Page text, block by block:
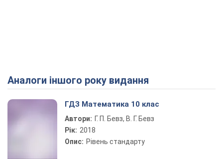
Аналоги іншого року видання
ГДЗ Математика 10 клас
Автори: Г. П. Бевз, В. Г. Бевз
Рік: 2018
Опис: Рівень стандарту